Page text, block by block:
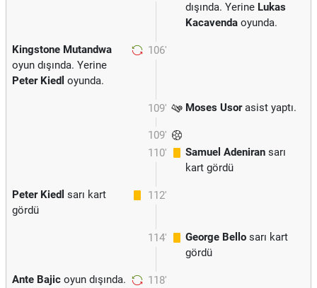
dışında. Yerine Lukas
Kacavenda oyunda.
106'
Kingstone Mutandwa
oyun dışında. Yerine
Peter Kiedl oyunda.
109' Moses Usorasist yaptı.
109'
110'
Samuel Adeniran sarı
kart gördü
112'
Peter Kiedl sarı kart
gördü
114' George Bello sarı kart
gördü
118'
Ante Bajic oyun dışında.